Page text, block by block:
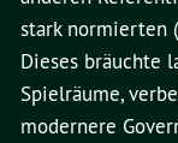
stark normierten
Dieses bräuchte
Spielräume,
modernere